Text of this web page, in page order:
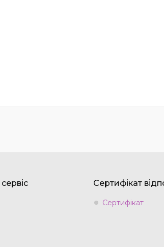
Сертифікат
Сертифікат